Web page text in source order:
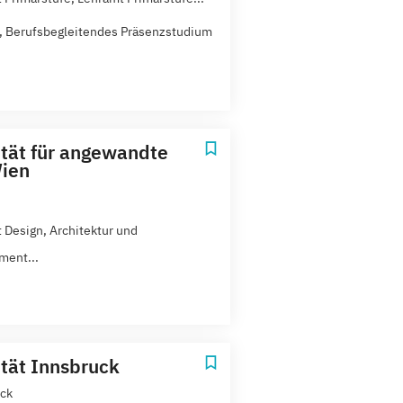
Berufsbegleitendes Präsenzstudium
für angewandte
Design, Architektur und
Innsbruck